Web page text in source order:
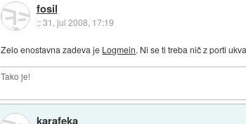
fosil
::31. jul 2008, 17:19
Zelo enostavna zadeva je Logmein. Ni se ti treba nič z porti
Tako je!
karafeka